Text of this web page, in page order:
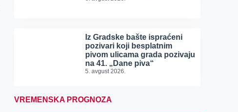
Iz Gradske bašte ispraćeni
pozivari koji besplatnim
pivom ulicama grada pozivaju
na 41. „Dane piva“
5. avgust 2026.
VREMENSKA PROGNOZA